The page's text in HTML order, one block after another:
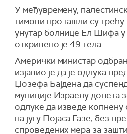
У међувремену,
тимови пронашли су трећу
унутар болнице Ел Шифа у
откривено је 49 тела.
Амерички министар
изјавио је да је одлука
Џозефа Бајдена да
муниције Израелу донета
одлуке да изведе
на југу Појаса Газе, без
спроведених мера за